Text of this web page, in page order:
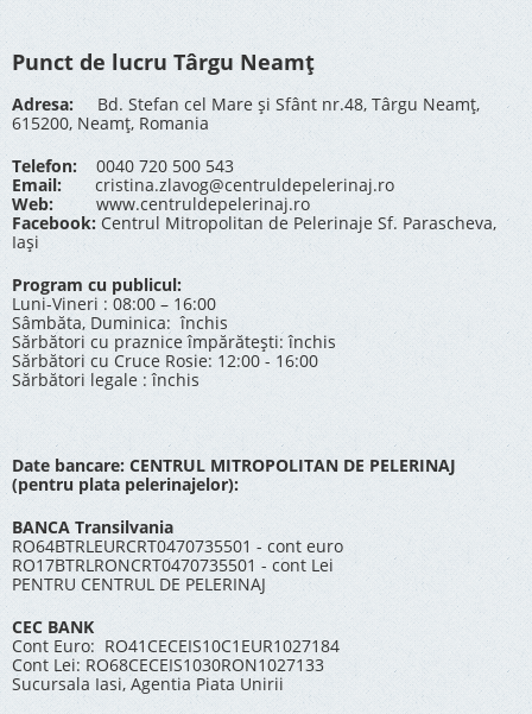
Punct de lucru Târgu Neamț
Adresa: Bd. Stefan cel Mare și Sfânt nr.48, Târgu Neamț,
615200, Neamț, Romania
Telefon: 0040 720 500 543
Email:
cristina.zlavog@centruldepelerinaj.ro
Web:
www.centruldepelerinaj.ro
Facebook: Centrul Mitropolitan de Pelerinaje Sf. Parascheva,
Iași
Program cu publicul:
Luni-Vineri : 08:00 – 16:00
Sâmbăta, Duminica: închis
Sărbători cu praznice împărătești: închis
Sărbători cu Cruce Rosie: 12:00 - 16:00
Sărbători legale : închis
Date bancare: CENTRUL MITROPOLITAN DE PELERINAJ
(pentru plata pelerinajelor):
BANCA Transilvania
RO64BTRLEURCRT0470735501 - cont euro
RO17BTRLRONCRT0470735501 - cont Lei
PENTRU CENTRUL DE PELERINAJ
CEC BANK
Cont Euro: RO41CECEIS10C1EUR1027184
Cont Lei: RO68CECEIS1030RON1027133
Sucursala Iasi, Agentia Piata Unirii